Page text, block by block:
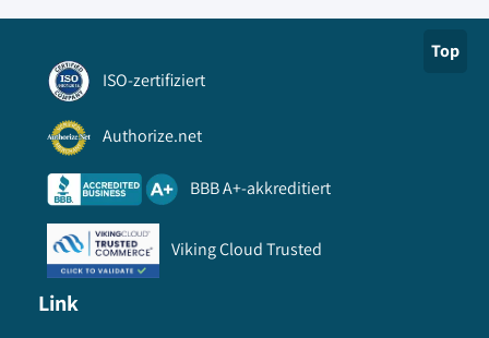
Top
ISO-zertifiziert
Authorize.net
BBB A+-akkreditiert
Viking Cloud Trusted
Link